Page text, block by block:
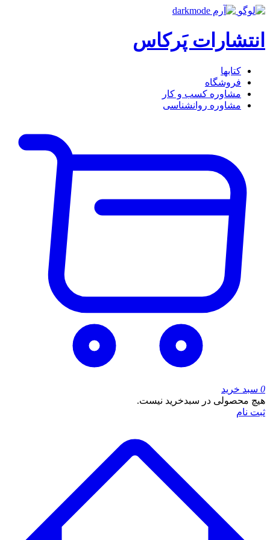
انتشارات پَرکاس
کتاب‎ها
فروشگاه
مشاوره کسب و کار
مشاوره روان‎شناسی
0 سبد خرید
هیچ محصولی در سبدخرید نیست.
ثبت نام